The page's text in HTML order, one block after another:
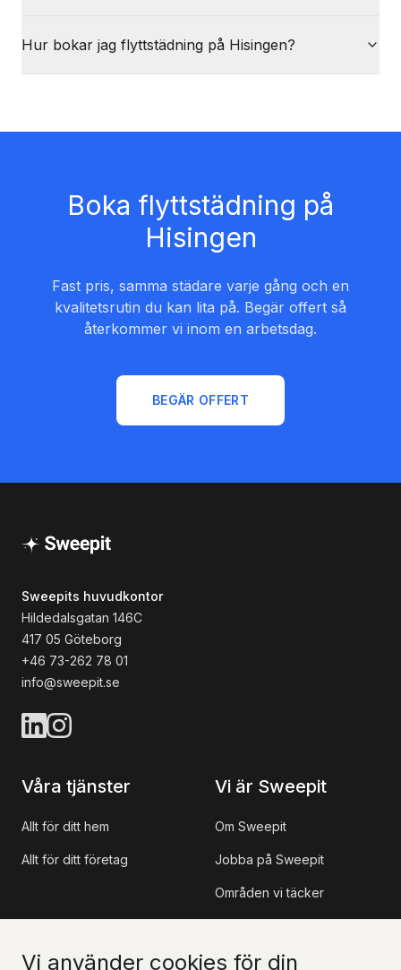
Vi använder cookies för din
Hur bokar jag flyttstädning på Hisingen?
Boka flyttstädning på
Hisingen
Fast pris, samma städare varje gång och en
kvalitetsrutin du kan lita på. Begär offert så
återkommer vi inom en arbetsdag.
BEGÄR OFFERT
Sweepits huvudkontor
Hildedalsgatan 146C
417 05 Göteborg
+46 73-262 78 01
info@sweepit.se
Våra tjänster
Allt för ditt hem
Allt för ditt företag
Vi är Sweepit
Om Sweepit
Jobba på Sweepit
Områden vi täcker